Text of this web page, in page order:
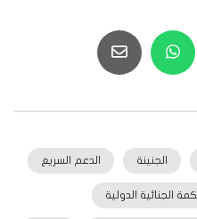
الجنينة الدعم السريع
الجنائية الدولية